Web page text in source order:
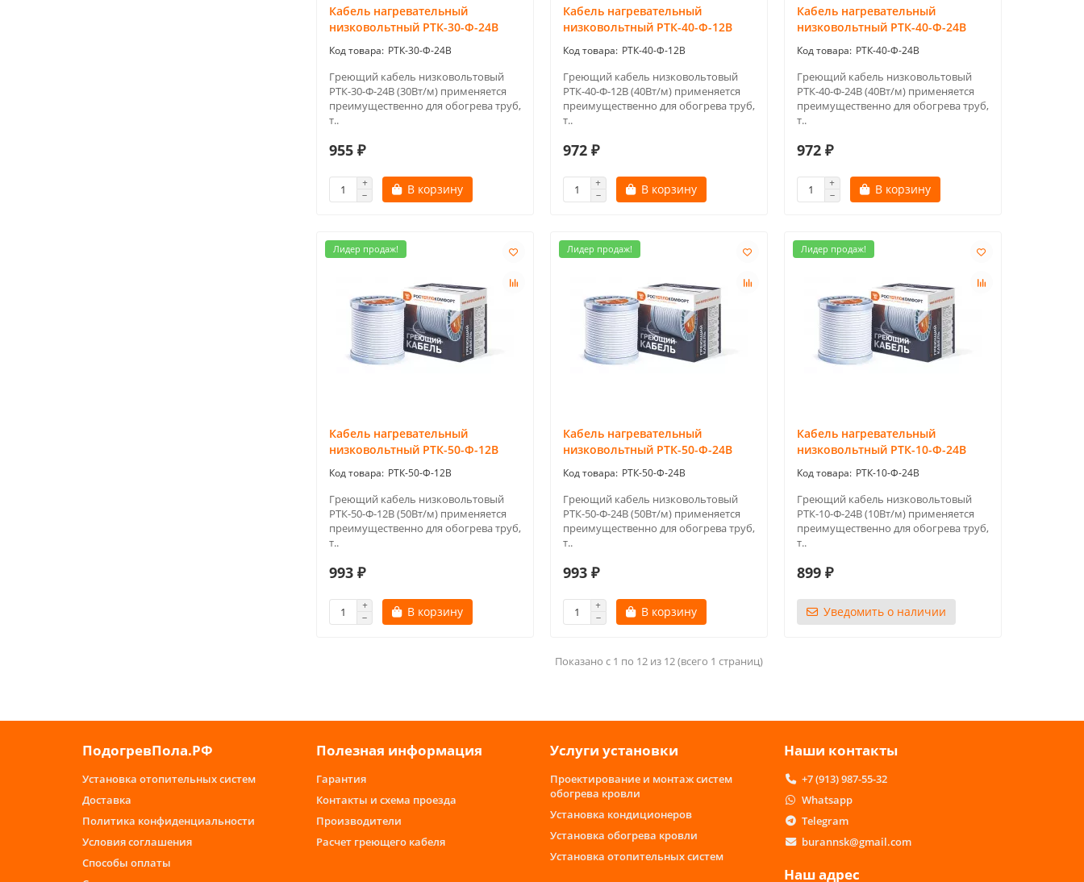
Кабель нагревательный
низковольтный РТК-30-Ф-24В
РТК-30-Ф-24В
Греющий кабель низковольтовый
РТК-30-Ф-24В (30Вт/м) применяется
преимущественно для обогрева труб,
т..
955 ₽
В корзину
Кабель нагревательный
низковольтный РТК-40-Ф-12В
РТК-40-Ф-12В
Греющий кабель низковольтовый
РТК-40-Ф-12В (40Вт/м) применяется
преимущественно для обогрева труб,
т..
972 ₽
В корзину
Кабель нагревательный
низковольтный РТК-40-Ф-24В
РТК-40-Ф-24В
Греющий кабель низковольтовый
РТК-40-Ф-24В (40Вт/м) применяется
преимущественно для обогрева труб,
т..
972 ₽
В корзину
Лидер продаж!
Кабель нагревательный
низковольтный РТК-50-Ф-12В
РТК-50-Ф-12В
Греющий кабель низковольтовый
РТК-50-Ф-12В (50Вт/м) применяется
преимущественно для обогрева труб,
т..
993 ₽
В корзину
Лидер продаж!
Кабель нагревательный
низковольтный РТК-50-Ф-24В
РТК-50-Ф-24В
Греющий кабель низковольтовый
РТК-50-Ф-24В (50Вт/м) применяется
преимущественно для обогрева труб,
т..
993 ₽
В корзину
Лидер продаж!
Кабель нагревательный
низковольтный РТК-10-Ф-24В
РТК-10-Ф-24В
Греющий кабель низковольтовый
РТК-10-Ф-24В (10Вт/м) применяется
преимущественно для обогрева труб,
т..
899 ₽
Уведомить о наличии
Показано с 1 по 12 из 12 (всего 1 страниц)
ПодогревПола.РФ
Установка отопительных систем
Доставка
Политика конфиденциальности
Условия соглашения
Способы оплаты
Полезная информация
Гарантия
Контакты и схема проезда
Производители
Расчет греющего кабеля
Услуги установки
Проектирование и монтаж систем
обогрева кровли
Установка кондиционеров
Установка обогрева кровли
Установка отопительных систем
Наши контакты
+7 (913) 987-55-32
Whatsapp
Telegram
burannsk@gmail.com
Наш адрес